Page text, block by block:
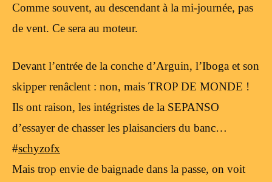
Comme souvent, au descendant à la mi-journée, pas
de vent. Ce sera au moteur.
Devant l’entrée de la conche d’Arguin, l’Iboga et son
skipper renâclent : non, mais TROP DE MONDE !
Ils ont raison, les intégristes de la SEPANSO
d’essayer de chasser les plaisanciers du banc…
#schyzofx
Mais trop envie de baignade dans la passe, on voit